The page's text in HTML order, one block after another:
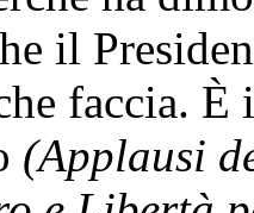
il
faccia. È
(Applausi